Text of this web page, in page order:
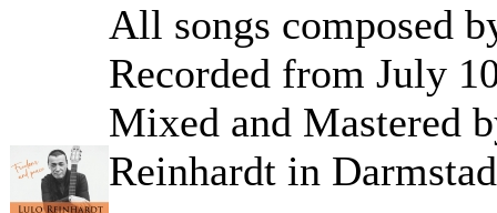
All songs composed
Recorded from July
Mixed and Mastered
Reinhardt in